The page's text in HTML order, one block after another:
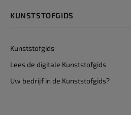
KUNSTSTOFGIDS
Kunststofgids
Lees de digitale Kunststofgids
Uw bedrijf in de Kunststofgids?